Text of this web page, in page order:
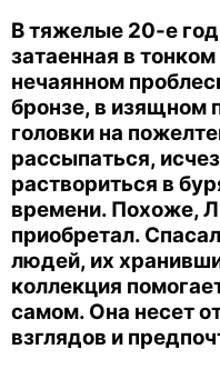
В тяжелые 20-е
затаенная в
нечаянном
бронзе, в изящном
головки на
рассыпаться,
раствориться в
времени. Похоже,
приобретал.
людей, их
коллекция
самом. Она несет
взглядов и